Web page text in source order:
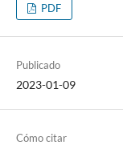
PDF
Publicado
2023-01-09
Cómo citar